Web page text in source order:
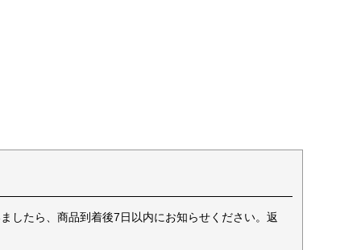
したら、商品到着後7日以内にお知らせください。返